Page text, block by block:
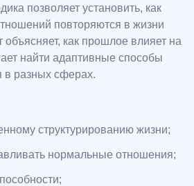
позволяет установить, как
повторяются в жизни
объясняет, как прошлое влияет на
найти адаптивные способы
в разных сферах.
структурированию жизни;
нормальные отношения;